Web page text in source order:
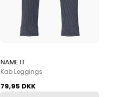
NAME IT
Kab Leggings
79,95 DKK